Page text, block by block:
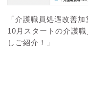
「介護職員処遇改善
10月スタートの介護
しご紹介！」